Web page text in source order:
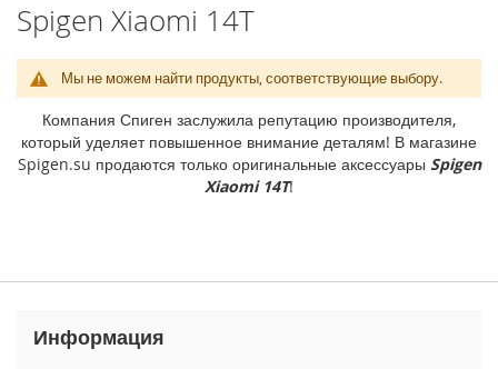
i
P
h
e
1
M
Spigen Xiaomi 14T
Мы не можем найти продукты, соответствующие выбору.
Компания Спиген заслужила репутацию производителя,
который уделяет повышенное внимание деталям! В магазине
Spigen.su продаются только оригинальные аксессуары Spigen
Xiaomi 14T!
Информация